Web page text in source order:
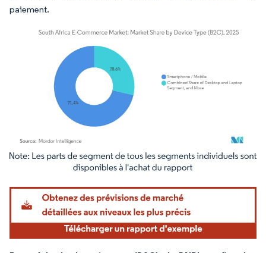
paiement.
Image © Mordor Intelligence. La réutilisation nécessite une attribution sous CC BY